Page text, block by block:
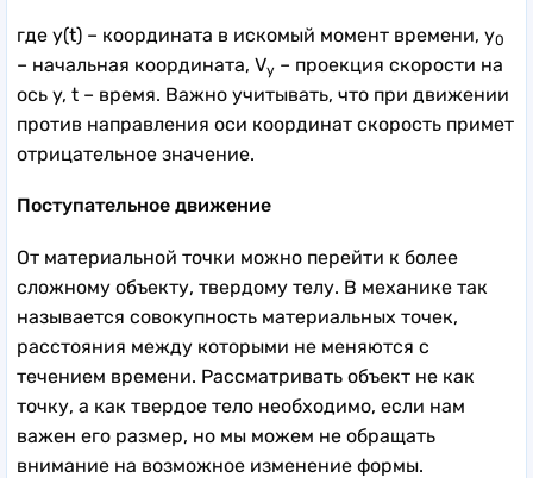
где y(t) – координата в искомый момент времени, y0
– начальная координата, Vy – проекция скорости на
ось y, t – время. Важно учитывать, что при движении
против направления оси координат скорость примет
отрицательное значение.
Поступательное движение
От материальной точки можно перейти к более
сложному объекту, твердому телу. В механике так
называется совокупность материальных точек,
расстояния между которыми не меняются с
течением времени. Рассматривать объект не как
точку, а как твердое тело необходимо, если нам
важен его размер, но мы можем не обращать
внимание на возможное изменение формы.